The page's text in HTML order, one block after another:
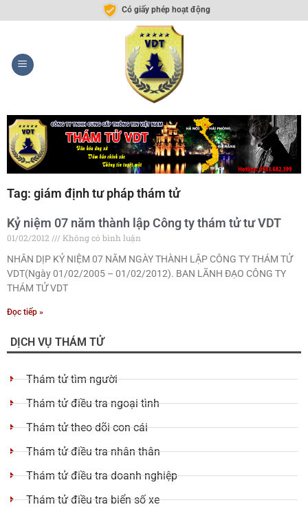
Có giấy phép hoạt động
Tag: giám định tư pháp thám tử
Kỷ niệm 07 năm thành lập Công ty thám tử tư VDT
01/02/2012
Không có bình luận
NHÂN DỊP KỶ NIỆM 07 NĂM NGÀY THÀNH LẬP CÔNG TY THÁM TỬ
VDT(Ngày 01/02/2005 – 01/02/2012). BAN LÃNH ĐẠO CÔNG TY
THÁM TỬ VDT
Đọc tiếp »
DỊCH VỤ THÁM TỬ
Thám tử tìm người
Thám tử điều tra ngoại tình
Thám tử theo dõi con cái
Thám tử điều tra nhân thân
Thám tử điều tra doanh nghiệp
Thám tử điều tra biển số xe